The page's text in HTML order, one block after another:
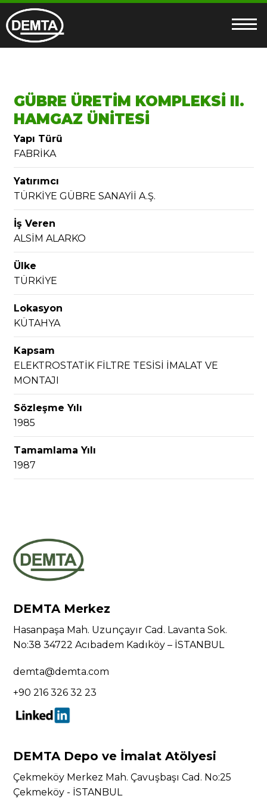
GÜBRE ÜRETİM KOMPLEKSİ II.
HAMGAZ ÜNİTESİ
Yapı Türü
FABRİKA
Yatırımcı
TÜRKİYE GÜBRE SANAYİİ A.Ş.
İş Veren
ALSİM ALARKO
Ülke
TÜRKİYE
Lokasyon
KÜTAHYA
Kapsam
ELEKTROSTATİK FİLTRE TESİSİ İMALAT VE
MONTAJI
Sözleşme Yılı
1985
Tamamlama Yılı
1987
DEMTA Merkez
Hasanpaşa Mah. Uzunçayır Cad. Lavanta Sok.
No:38 34722 Acıbadem Kadıköy – İSTANBUL
demta@demta.com
+90 216 326 32 23
DEMTA Depo ve İmalat Atölyesi
Çekmeköy Merkez Mah. Çavuşbaşı Cad. No:25
Çekmeköy - İSTANBUL